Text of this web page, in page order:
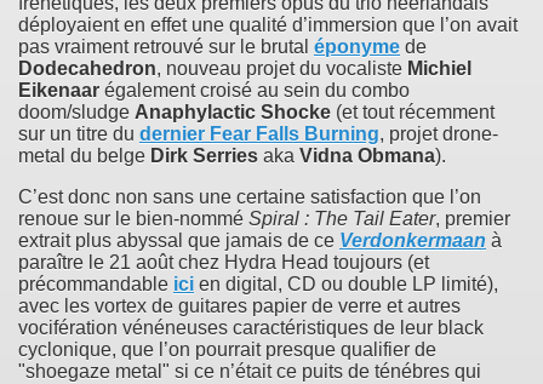
déployaient en effet une qualité d’immersion que l’on avait
pas vraiment retrouvé sur le brutal éponyme de
Dodecahedron, nouveau projet du vocaliste Michiel
Eikenaar également croisé au sein du combo
doom/sludge Anaphylactic Shocke (et tout récemment
sur un titre du dernier Fear Falls Burning, projet drone-
metal du belge Dirk Serries aka Vidna Obmana).
C’est donc non sans une certaine satisfaction que l’on
renoue sur le bien-nommé Spiral : The Tail Eater, premier
extrait plus abyssal que jamais de ce Verdonkermaan à
paraître le 21 août chez Hydra Head toujours (et
précommandable ici en digital, CD ou double LP limité),
avec les vortex de guitares papier de verre et autres
vocifération vénéneuses caractéristiques de leur black
cyclonique, que l’on pourrait presque qualifier de
"shoegaze metal" si ce n’était ce puits de ténébres qui